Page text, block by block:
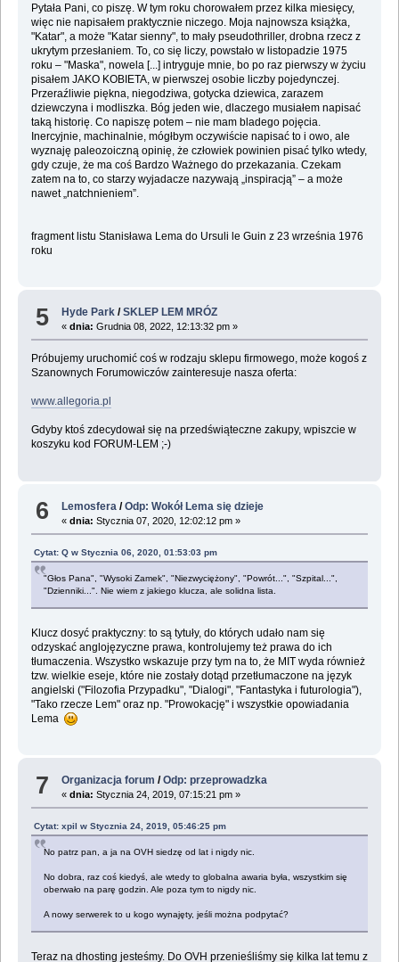
Pytała Pani, co piszę. W tym roku chorowałem przez kilka miesięcy,
więc nie napisałem praktycznie niczego. Moja najnowsza książka,
"Katar", a może "Katar sienny", to mały pseudothriller, drobna rzecz z
ukrytym przesłaniem. To, co się liczy, powstało w listopadzie 1975
roku – "Maska", nowela [...] intryguje mnie, bo po raz pierwszy w życiu
pisałem JAKO KOBIETA, w pierwszej osobie liczby pojedynczej.
Przeraźliwie piękna, niegodziwa, gotycka dziewica, zarazem
dziewczyna i modliszka. Bóg jeden wie, dlaczego musiałem napisać
taką historię. Co napiszę potem – nie mam bladego pojęcia.
Inercyjnie, machinalnie, mógłbym oczywiście napisać to i owo, ale
wyznaję paleozoiczną opinię, że człowiek powinien pisać tylko wtedy,
gdy czuje, że ma coś Bardzo Ważnego do przekazania. Czekam
zatem na to, co starzy wyjadacze nazywają „inspiracją” – a może
nawet „natchnieniem”.
fragment listu Stanisława Lema do Ursuli le Guin z 23 września 1976
roku
5 Hyde Park /SKLEP LEM MRÓZ
«dnia: Grudnia 08, 2022, 12:13:32 pm »
Próbujemy uruchomić coś w rodzaju sklepu firmowego, może kogoś z
Szanownych Forumowiczów zainteresuje nasza oferta:
www.allegoria.pl
Gdyby ktoś zdecydował się na przedświąteczne zakupy, wpiszcie w
koszyku kod FORUM-LEM ;-)
6 Lemosfera /Odp: Wokół Lema się dzieje
«dnia: Stycznia 07, 2020, 12:02:12 pm »
Cytat: Q w Stycznia 06, 2020, 01:53:03 pm
"Głos Pana", "Wysoki Zamek", "Niezwyciężony", "Powrót...", "Szpital...",
"Dzienniki...". Nie wiem z jakiego klucza, ale solidna lista.
Klucz dosyć praktyczny: to są tytuły, do których udało nam się
odzyskać anglojęzyczne prawa, kontrolujemy też prawa do ich
tłumaczenia. Wszystko wskazuje przy tym na to, że MIT wyda również
tzw. wielkie eseje, które nie zostały dotąd przetłumaczone na język
angielski ("Filozofia Przypadku", "Dialogi", "Fantastyka i futurologia"),
"Tako rzecze Lem" oraz np. "Prowokację" i wszystkie opowiadania
Lema
7 Organizacja forum /Odp: przeprowadzka
«dnia: Stycznia 24, 2019, 07:15:21 pm »
Cytat: xpil w Stycznia 24, 2019, 05:46:25 pm
No patrz pan, a ja na OVH siedzę od lat i nigdy nic.
No dobra, raz coś kiedyś, ale wtedy to globalna awaria była, wszystkim się
oberwało na parę godzin. Ale poza tym to nigdy nic.
A nowy serwerek to u kogo wynajęty, jeśli można podpytać?
Teraz na dhosting jesteśmy. Do OVH przenieśliśmy się kilka lat temu z